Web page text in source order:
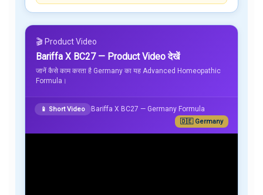
🎬 Product Video
Bariffa X BC27 — Product Video देखें
जानें कैसे काम करता है Germany का यह Advanced Homeopathic
Formula।
📱 Short Video Bariffa X BC27 — Germany Formula
🇩🇪 Germany